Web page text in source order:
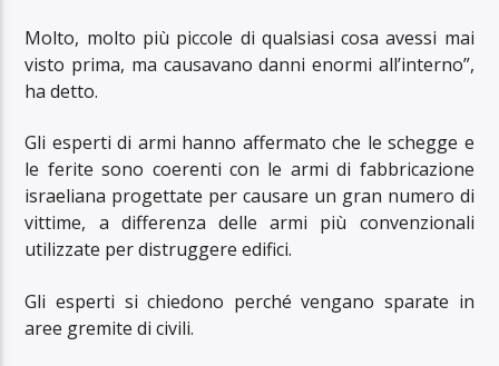
Molto, molto più piccole di qualsiasi cosa avessi mai
visto prima, ma causavano danni enormi all’interno”,
ha detto.
Gli esperti di armi hanno affermato che le schegge e
le ferite sono coerenti con le armi di fabbricazione
israeliana progettate per causare un gran numero di
vittime, a differenza delle armi più convenzionali
utilizzate per distruggere edifici.
Gli esperti si chiedono perché vengano sparate in
aree gremite di civili.